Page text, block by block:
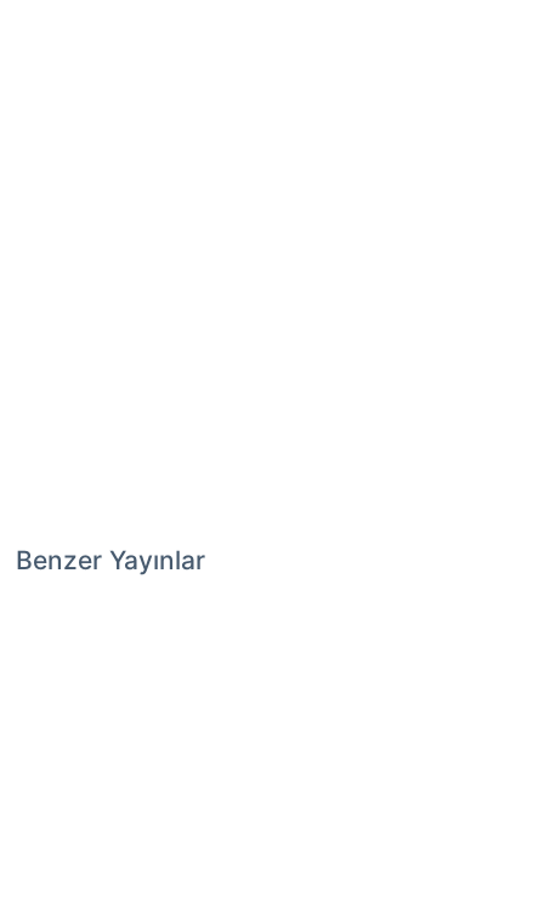
Benzer Yayınlar